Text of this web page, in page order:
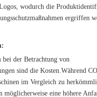
wodurch die
ergriffen
der Betrachtung von
sind die Kosten.Während
im Vergleich zu
möglicherweise eine höhere